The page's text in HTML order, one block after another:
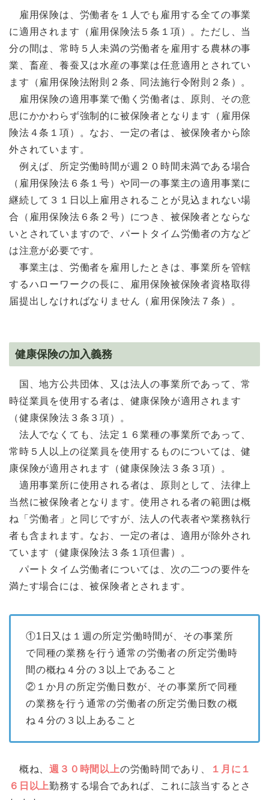
雇用保険は、労働者を１人でも雇用する全ての事業
に適用されます（雇用保険法５条１項）。ただし、当
分の間は、常時５人未満の労働者を雇用する農林の事
業、畜産、養蚕又は水産の事業は任意適用とされてい
ます（雇用保険法附則２条、同法施行令附則２条）。
雇用保険の適用事業で働く労働者は、原則、その意
思にかかわらず強制的に被保険者となります（雇用保
険法４条１項）。なお、一定の者は、被保険者から除
外されています。
例えば、所定労働時間が週２０時間未満である場合
（雇用保険法６条１号）や同一の事業主の適用事業に
継続して３１日以上雇用されることが見込まれない場
合（雇用保険法６条２号）につき、被保険者とならな
いとされていますので、パートタイム労働者の方など
は注意が必要です。
事業主は、労働者を雇用したときは、事業所を管轄
するハローワークの長に、雇用保険被保険者資格取得
届提出しなければなりません（雇用保険法７条）。
健康保険の加入義務
国、地方公共団体、又は法人の事業所であって、常
時従業員を使用する者は、健康保険が適用されます
（健康保険法３条３項）。
法人でなくても、法定１６業種の事業所であって、
常時５人以上の従業員を使用するものについては、健
康保険が適用されます（健康保険法３条３項）。
適用事業所に使用される者は、原則として、法律上
当然に被保険者となります。使用される者の範囲は概
ね「労働者」と同じですが、法人の代表者や業務執行
者も含まれます。なお、一定の者は、適用が除外され
ています（健康保険法３条１項但書）。
パートタイム労働者については、次の二つの要件を
満たす場合には、被保険者とされます。
①1日又は１週の所定労働時間が、その事業所
で同種の業務を行う通常の労働者の所定労働時
間の概ね４分の３以上であること
②１か月の所定労働日数が、その事業所で同種
の業務を行う通常の労働者の所定労働日数の概
ね４分の３以上あること
概ね、週３０時間以上の労働時間であり、
１月に１
６日以上勤務する場合であれば、これに該当するとさ